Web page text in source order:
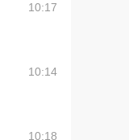
10:17
10:14
10:18